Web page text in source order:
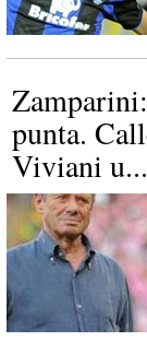
punta.
Viviani u...